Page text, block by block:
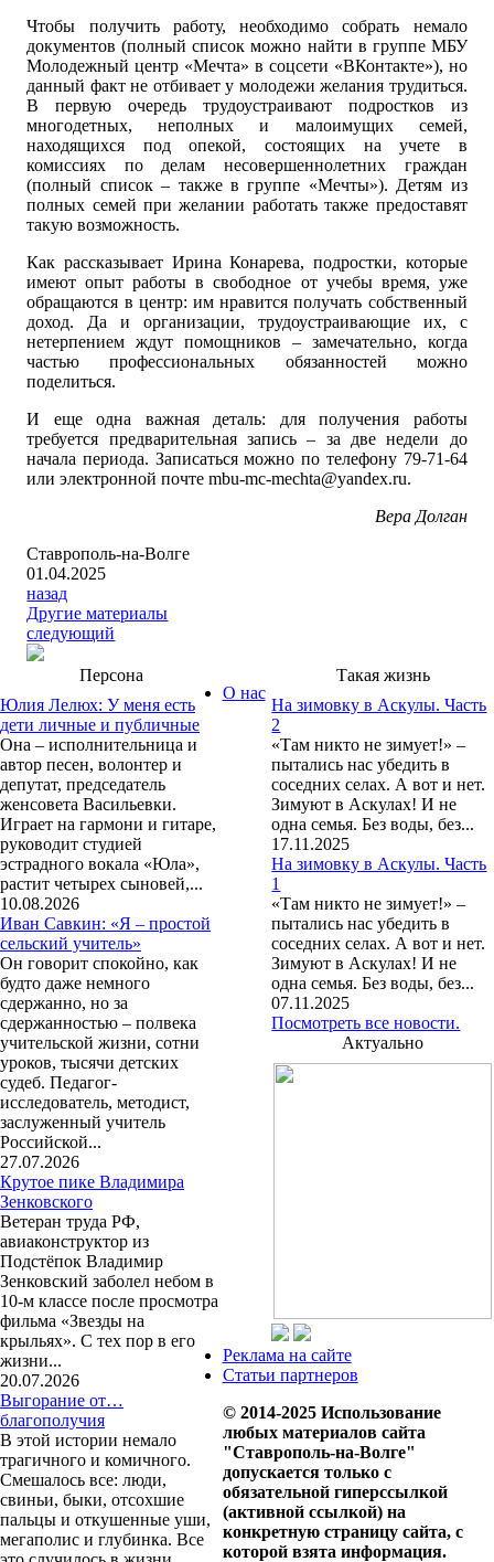
Чтобы получить работу, необходимо собрать немало
документов (полный список можно найти в группе МБУ
Молодежный центр «Мечта» в соцсети «ВКонтакте»), но
данный факт не отбивает у молодежи желания трудиться.
В первую очередь трудоустраивают подростков из
многодетных, неполных и малоимущих семей,
находящихся под опекой, состоящих на учете в
комиссиях по делам несовершеннолетних граждан
(полный список – также в группе «Мечты»). Детям из
полных семей при желании работать также предоставят
такую возможность.
Как рассказывает Ирина Конарева, подростки, которые
имеют опыт работы в свободное от учебы время, уже
обращаются в центр: им нравится получать собственный
доход. Да и организации, трудоустраивающие их, с
нетерпением ждут помощников – замечательно, когда
частью профессиональных обязанностей можно
поделиться.
И еще одна важная деталь: для получения работы
требуется предварительная запись – за две недели до
начала периода. Записаться можно по телефону 79-71-64
или электронной почте mbu-mc-mechta@yandex.ru.
Вера Долган
Ставрополь-на-Волге
01.04.2025
назад
Другие материалы
следующий
Персона
Юлия Лелюх: У меня есть
дети личные и публичные
Она – исполнительница и
автор песен, волонтер и
депутат, председатель
женсовета Васильевки.
Играет на гармони и гитаре,
руководит студией
эстрадного вокала «Юла»,
растит четырех сыновей,...
10.08.2026
Иван Савкин: «Я – простой
сельский учитель»
Он говорит спокойно, как
будто даже немного
сдержанно, но за
сдержанностью – полвека
учительской жизни, сотни
уроков, тысячи детских
судеб. Педагог-
исследователь, методист,
заслуженный учитель
Российской...
27.07.2026
Крутое пике Владимира
Зенковского
Ветеран труда РФ,
авиаконструктор из
Подстёпок Владимир
Зенковский заболел небом в
10-м классе после просмотра
фильма «Звезды на
крыльях». С тех пор в его
жизни...
20.07.2026
Выгорание от…
благополучия
В этой истории немало
трагичного и комичного.
Смешалось все: люди,
свиньи, быки, отсохшие
пальцы и откушенные уши,
мегаполис и глубинка. Все
Такая жизнь
На зимовку в Аскулы. Часть
2
«Там никто не зимует!» –
пытались нас убедить в
соседних селах. А вот и нет.
Зимуют в Аскулах! И не
одна семья. Без воды, без...
17.11.2025
На зимовку в Аскулы. Часть
1
«Там никто не зимует!» –
пытались нас убедить в
соседних селах. А вот и нет.
Зимуют в Аскулах! И не
одна семья. Без воды, без...
07.11.2025
Посмотреть все новости.
Актуально
О нас
Реклама на сайте
Статьи партнеров
© 2014-2025 Использование
любых материалов сайта
"Ставрополь-на-Волге"
допускается только с
обязательной гиперссылкой
(активной ссылкой) на
конкретную страницу сайта, с
которой взята информация.